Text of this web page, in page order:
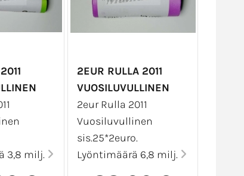
3,8 milj.
2EUR RULLA 2011
VUOSILUVULLINEN
2eur Rulla 2011
Vuosiluvullinen
sis.25*2euro.
Lyöntimäärä 6,8 milj.